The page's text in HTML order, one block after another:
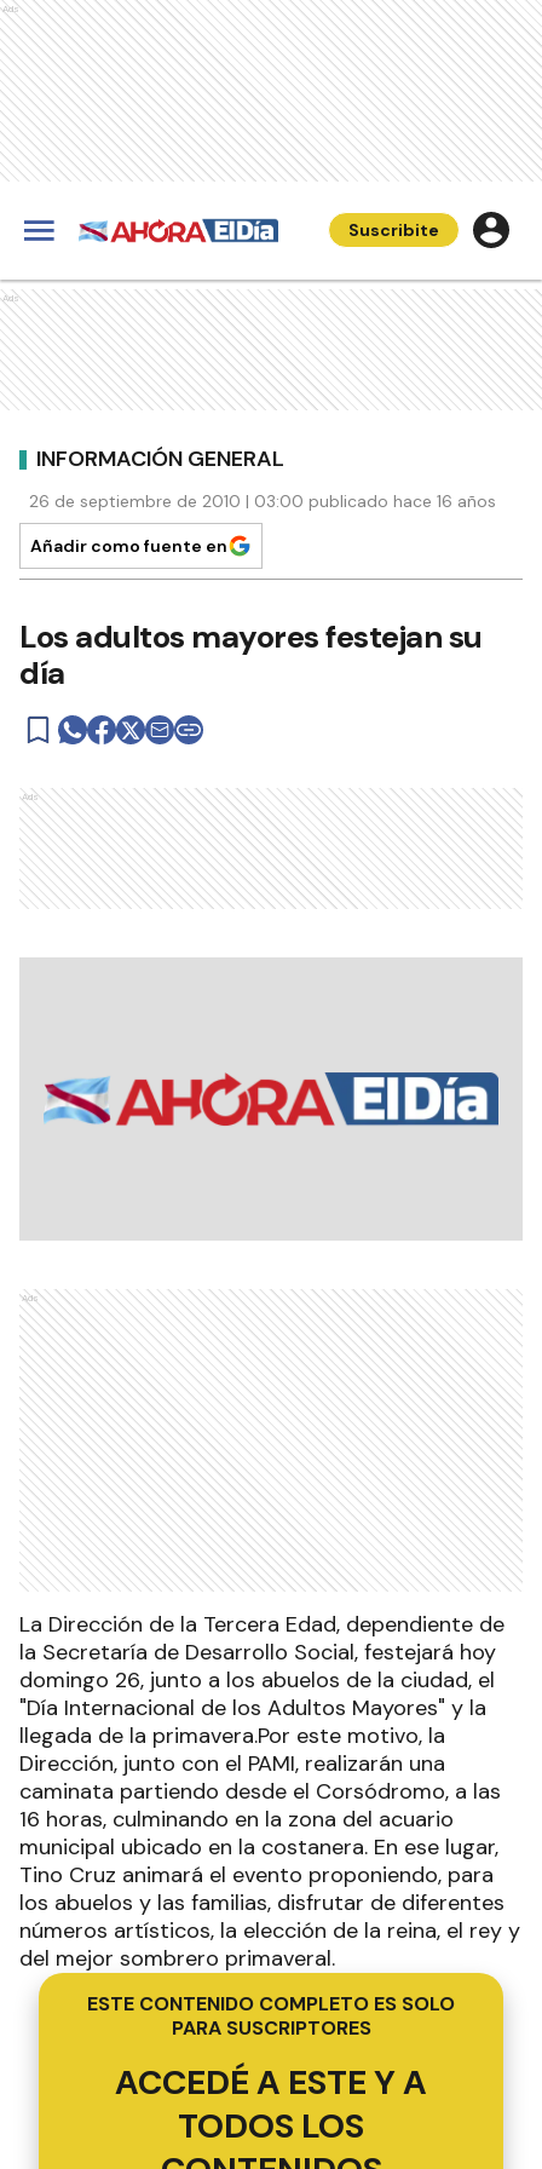
Ads
Suscribite
Ads
INFORMACIÓN GENERAL
26 de septiembre de 2010 | 03:00 publicado hace 16 años
Añadir como fuente en
Los adultos mayores festejan su
día
Ads
Ads
La Dirección de la Tercera Edad, dependiente de
la Secretaría de Desarrollo Social, festejará hoy
domingo 26, junto a los abuelos de la ciudad, el
"Día Internacional de los Adultos Mayores" y la
llegada de la primavera.Por este motivo, la
Dirección, junto con el PAMI, realizarán una
caminata partiendo desde el Corsódromo, a las
16 horas, culminando en la zona del acuario
municipal ubicado en la costanera. En ese lugar,
Tino Cruz animará el evento proponiendo, para
los abuelos y las familias, disfrutar de diferentes
números artísticos, la elección de la reina, el rey y
del mejor sombrero primaveral.
ESTE CONTENIDO COMPLETO ES SOLO
PARA SUSCRIPTORES
ACCEDÉ A ESTE Y A
TODOS LOS